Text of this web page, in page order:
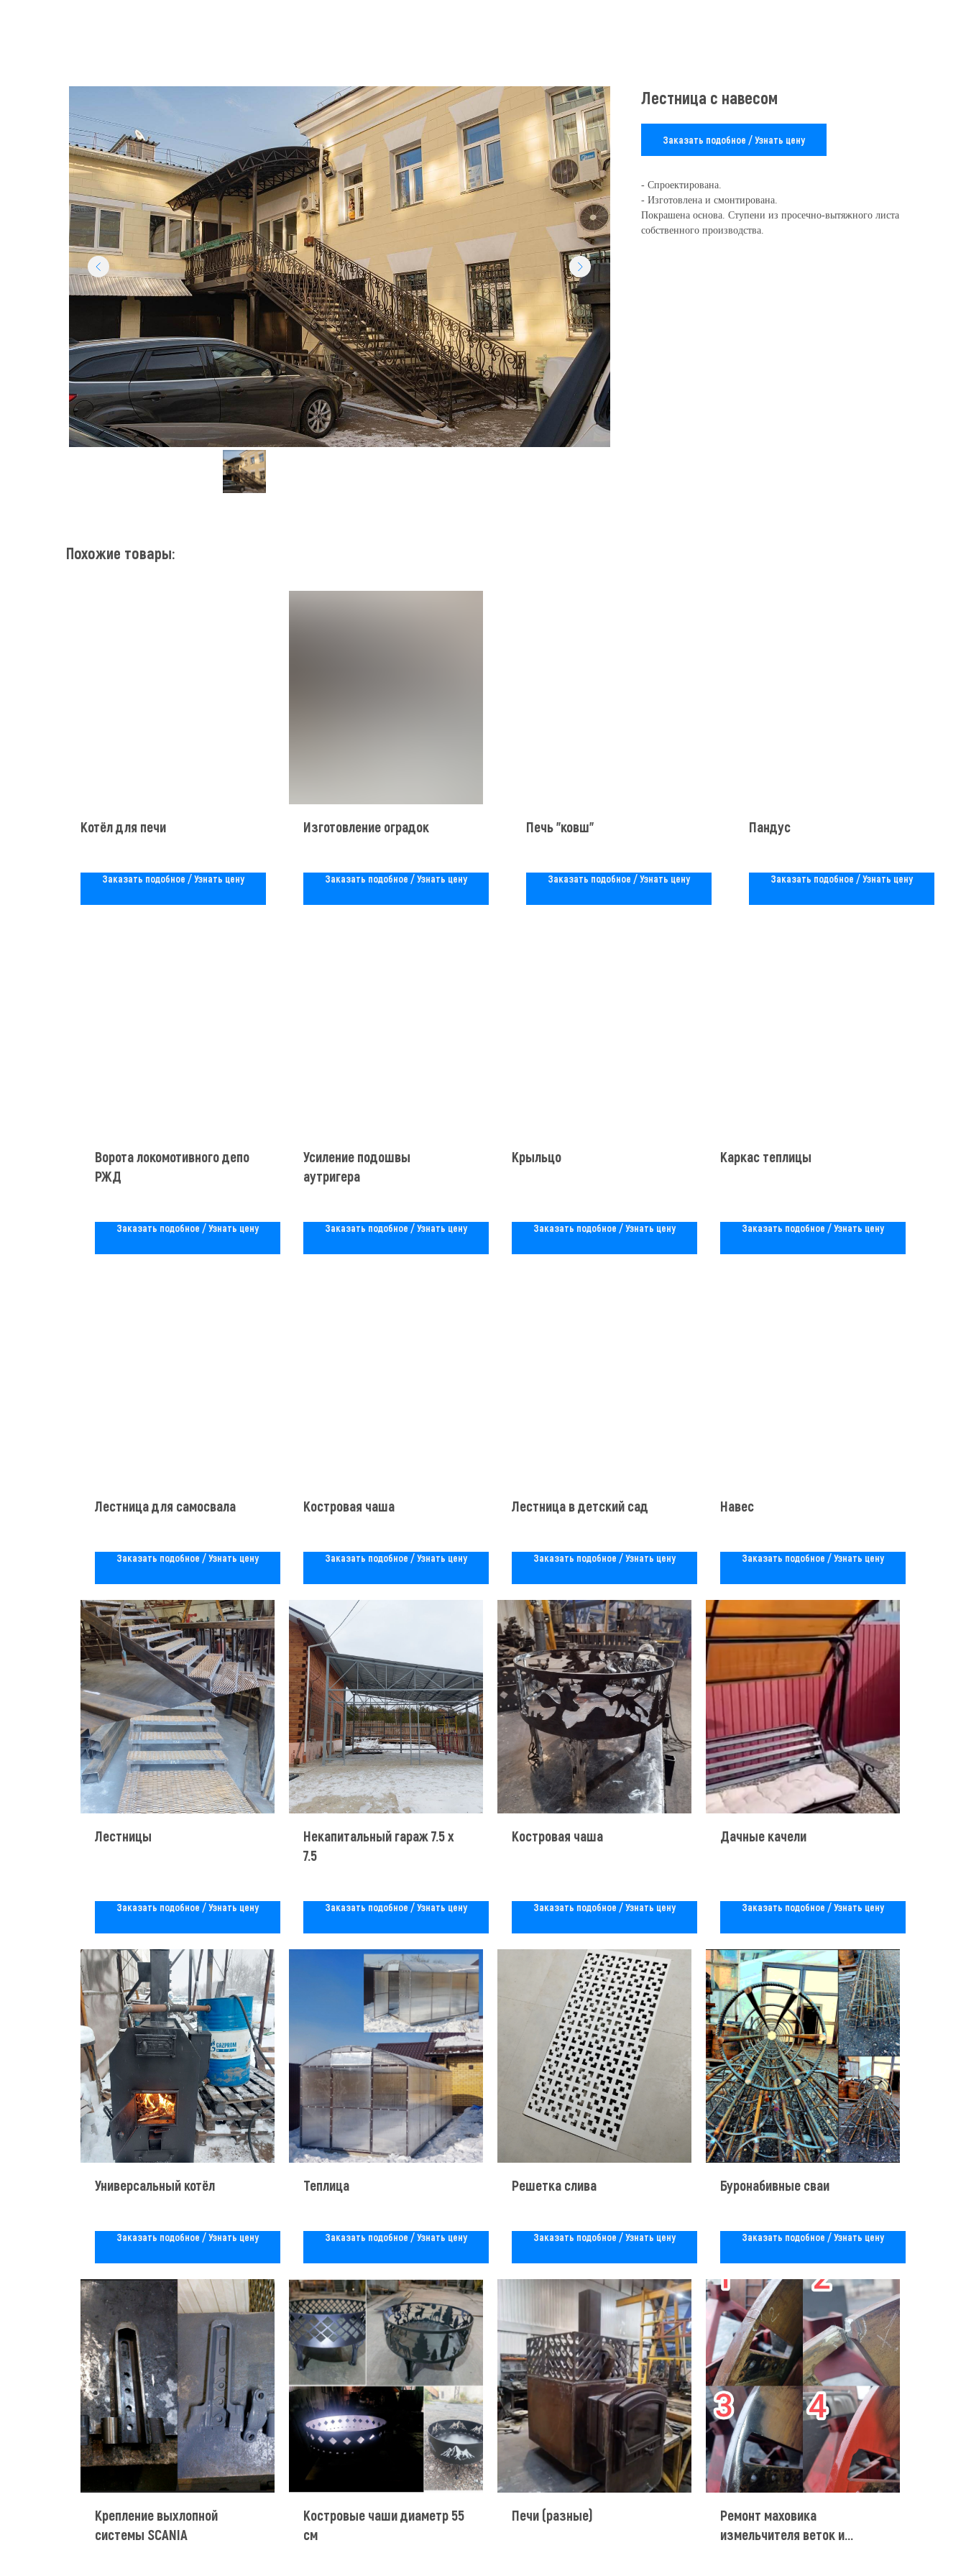
Лестница с навесом
Заказать подобное / Узнать цену
- Спроектирована.
- Изготовлена и смонтирована.
Покрашена основа. Ступени из просечно-вытяжного листа
собственного производства.
Похожие товары:
Котёл для печи
Заказать подобное / Узнать цену
Изготовление оградок
Заказать подобное / Узнать цену
Печь "ковш"
Заказать подобное / Узнать цену
Пандус
Заказать подобное / Узнать цену
Ворота локомотивного депо
РЖД
Заказать подобное / Узнать цену
Усиление подошвы
аутригера
Заказать подобное / Узнать цену
Крыльцо
Заказать подобное / Узнать цену
Каркас теплицы
Заказать подобное / Узнать цену
Лестница для самосвала
Заказать подобное / Узнать цену
Костровая чаша
Заказать подобное / Узнать цену
Лестница в детский сад
Заказать подобное / Узнать цену
Навес
Заказать подобное / Узнать цену
Лестницы
Заказать подобное / Узнать цену
Некапитальный гараж 7.5 х
7.5
Заказать подобное / Узнать цену
Костровая чаша
Заказать подобное / Узнать цену
Дачные качели
Заказать подобное / Узнать цену
Универсальный котёл
Заказать подобное / Узнать цену
Теплица
Заказать подобное / Узнать цену
Решетка слива
Заказать подобное / Узнать цену
Буронабивные сваи
Заказать подобное / Узнать цену
Крепление выхлопной
системы SCANIA
Костровые чаши диаметр 55
см
Печи (разные)
Ремонт маховика
измельчителя веток и